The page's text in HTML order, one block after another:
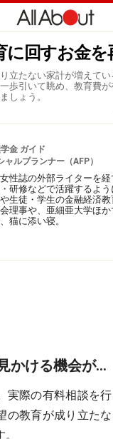
に回すお金を
立たない家計が増えて
歩引いて眺め、教育費
しょう。
金 ガイド
ャルプランナー（AFP）
性誌の外部ライターを
研修などで活躍するよ
生徒・学生の金融経済
理事や、亜細亜大学ほか
猫に添い寝。
かける機会が…
実際の有料相談を
の教育が成り立た